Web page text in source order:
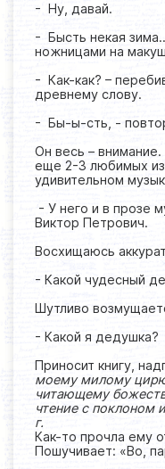
- Ну, давай.
- Бысть некая
ножницами на
- Как-как? –
древнему слову.
- Бы-ы-сть, -
Он весь –
еще 2-3 любимых из
удивительном
- У него и в прозе
Виктор Петрович.
Восхищаюсь
- Какой чудесный
Шутливо
- Какой я дедушка?
Приносит книгу,
моему милому
читающему
чтение с поклоном
г.
Как-то прочла ему
Пошучивает: «Во,